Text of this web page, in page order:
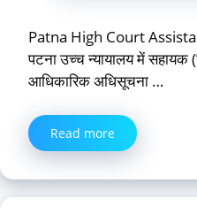
Patna High Court
पटना उच्च न्यायालय में सहायक
आधिकारिक अधिसूचना …
Read more